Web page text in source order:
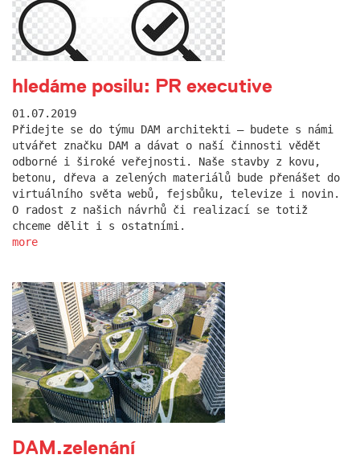
hledáme posilu: PR executive
01.07.2019
Přidejte se do týmu DAM architekti – budete s námi
utvářet značku DAM a dávat o naší činnosti vědět
odborné i široké veřejnosti. Naše stavby z kovu,
betonu, dřeva a zelených materiálů bude přenášet do
virtuálního světa webů, fejsbůku, televize i novin.
O radost z našich návrhů či realizací se totiž
chceme dělit i s ostatními.
more
DAM.zelenání